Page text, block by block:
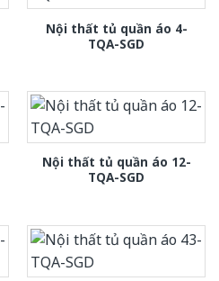
Nội thất tủ quần áo 4-
TQA-SGD
Nội thất tủ quần áo 12-
TQA-SGD